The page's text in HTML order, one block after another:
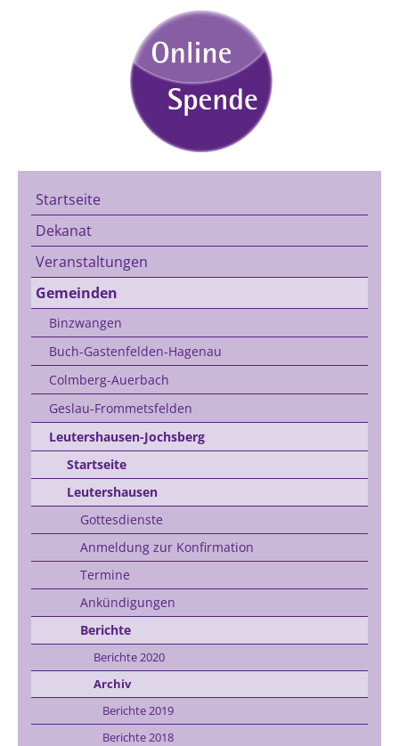
Startseite
Dekanat
Veranstaltungen
Gemeinden
Binzwangen
Buch-Gastenfelden-Hagenau
Colmberg-Auerbach
Geslau-Frommetsfelden
Leutershausen-Jochsberg
Startseite
Leutershausen
Gottesdienste
Anmeldung zur Konfirmation
Termine
Ankündigungen
Berichte
Berichte 2020
Archiv
Berichte 2019
Berichte 2018